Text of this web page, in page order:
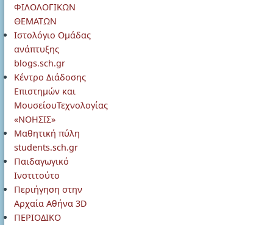
ΦΙΛΟΛΟΓΙΚΩΝ
ΘΕΜΑΤΩΝ
Ιστολόγιο Ομάδας
ανάπτυξης
blogs.sch.gr
Κέντρο Διάδοσης
Επιστημών και
ΜουσείουΤεχνολογίας
«ΝΟΗΣΙΣ»
Μαθητική πύλη
students.sch.gr
Παιδαγωγικό
Ινστιτούτο
Περιήγηση στην
Αρχαία Αθήνα 3D
ΠΕΡΙΟΔΙΚΟ